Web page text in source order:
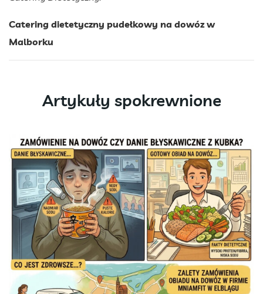
Catering dietetyczny pudełkowy na dowóz w
Malborku
Artykuły spokrewnione